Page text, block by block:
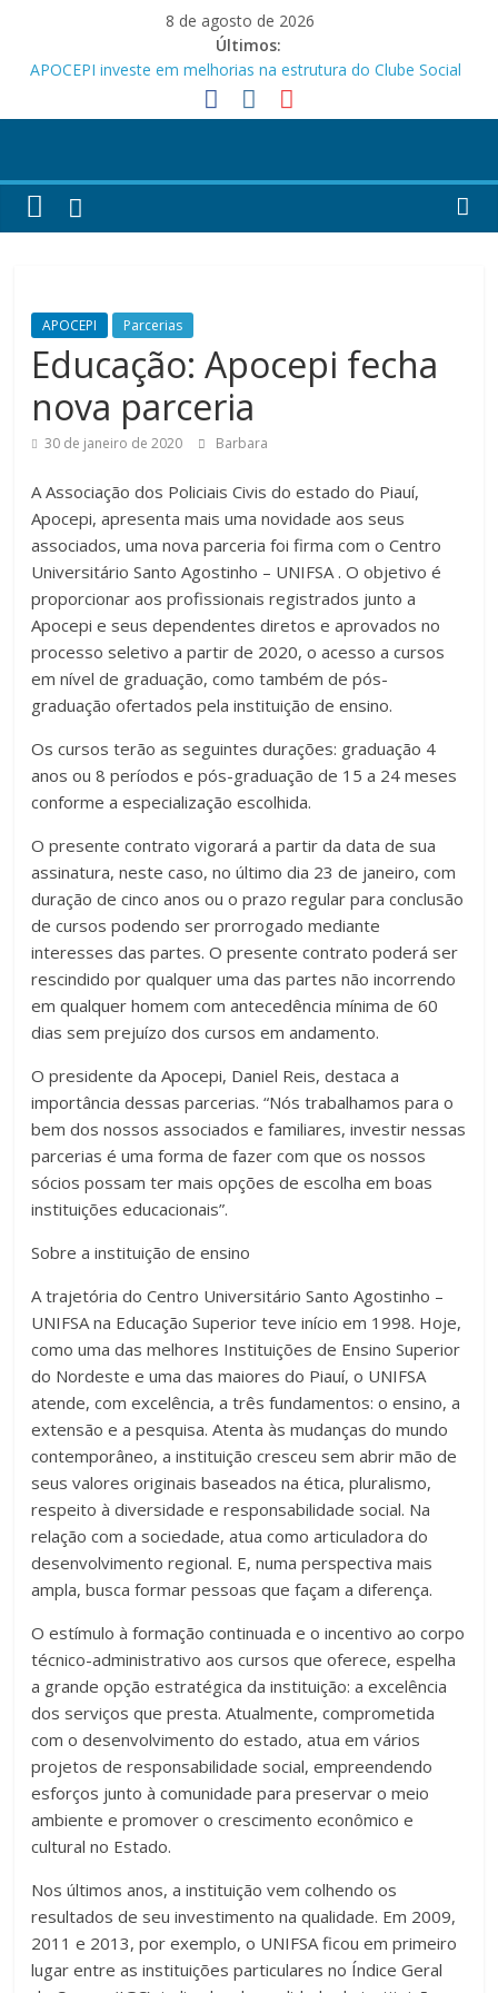
8 de agosto de 2026
Últimos:
APOCEPI investe em melhorias na estrutura do Clube Social
Festa dos Pais e das Mães da APOCEPI
APOCEPI conquista a primeira vitória no Campeonato 50tão!
APOCEPI Parcerias
Educação: Apocepi fecha
nova parceria
30 de janeiro de 2020 Barbara
A Associação dos Policiais Civis do estado do Piauí,
Apocepi, apresenta mais uma novidade aos seus
associados, uma nova parceria foi firma com o Centro
Universitário Santo Agostinho – UNIFSA . O objetivo é
proporcionar aos profissionais registrados junto a
Apocepi e seus dependentes diretos e aprovados no
processo seletivo a partir de 2020, o acesso a cursos
em nível de graduação, como também de pós-
graduação ofertados pela instituição de ensino.
Os cursos terão as seguintes durações: graduação 4
anos ou 8 períodos e pós-graduação de 15 a 24 meses
conforme a especialização escolhida.
O presente contrato vigorará a partir da data de sua
assinatura, neste caso, no último dia 23 de janeiro, com
duração de cinco anos ou o prazo regular para conclusão
de cursos podendo ser prorrogado mediante
interesses das partes. O presente contrato poderá ser
rescindido por qualquer uma das partes não incorrendo
em qualquer homem com antecedência mínima de 60
dias sem prejuízo dos cursos em andamento.
O presidente da Apocepi, Daniel Reis, destaca a
importância dessas parcerias. “Nós trabalhamos para o
bem dos nossos associados e familiares, investir nessas
parcerias é uma forma de fazer com que os nossos
sócios possam ter mais opções de escolha em boas
instituições educacionais”.
Sobre a instituição de ensino
A trajetória do Centro Universitário Santo Agostinho –
UNIFSA na Educação Superior teve início em 1998. Hoje,
como uma das melhores Instituições de Ensino Superior
do Nordeste e uma das maiores do Piauí, o UNIFSA
atende, com excelência, a três fundamentos: o ensino, a
extensão e a pesquisa. Atenta às mudanças do mundo
contemporâneo, a instituição cresceu sem abrir mão de
seus valores originais baseados na ética, pluralismo,
respeito à diversidade e responsabilidade social. Na
relação com a sociedade, atua como articuladora do
desenvolvimento regional. E, numa perspectiva mais
ampla, busca formar pessoas que façam a diferença.
O estímulo à formação continuada e o incentivo ao corpo
técnico-administrativo aos cursos que oferece, espelha
a grande opção estratégica da instituição: a excelência
dos serviços que presta. Atualmente, comprometida
com o desenvolvimento do estado, atua em vários
projetos de responsabilidade social, empreendendo
esforços junto à comunidade para preservar o meio
ambiente e promover o crescimento econômico e
cultural no Estado.
Nos últimos anos, a instituição vem colhendo os
resultados de seu investimento na qualidade. Em 2009,
2011 e 2013, por exemplo, o UNIFSA ficou em primeiro
lugar entre as instituições particulares no Índice Geral